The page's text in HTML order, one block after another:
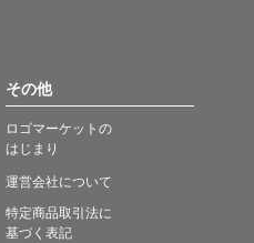
その他
ロゴマーケットの
はじまり
運営会社について
特定商品取引法に
基づく表記